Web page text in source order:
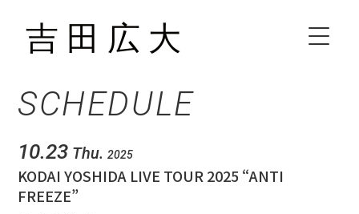
HOME
SCHEDULE
10.23 Thu. 2025
KODAI YOSHIDA LIVE TOUR 2025 “ANTI
FREEZE”